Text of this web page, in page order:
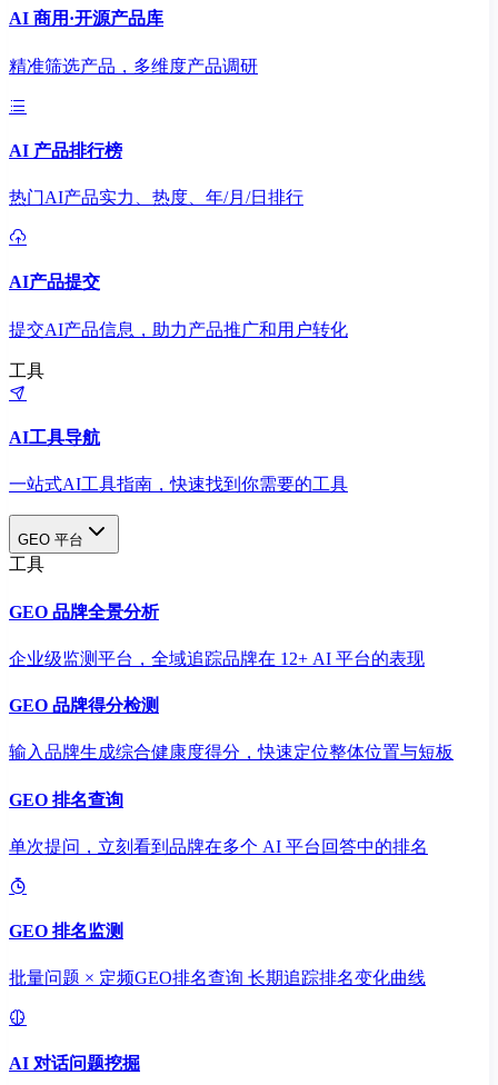
AI 商用·开源产品库
精准筛选产品，多维度产品调研
AI 产品排行榜
热门AI产品实力、热度、年/月/日排行
AI产品提交
提交AI产品信息，助力产品推广和用户转化
工具
AI工具导航
一站式AI工具指南，快速找到你需要的工具
GEO 平台
工具
GEO 品牌全景分析
企业级监测平台，全域追踪品牌在 12+ AI 平台的表现
GEO 品牌得分检测
输入品牌生成综合健康度得分，快速定位整体位置与短板
GEO 排名查询
单次提问，立刻看到品牌在多个 AI 平台回答中的排名
GEO 排名监测
批量问题 × 定频GEO排名查询 长期追踪排名变化曲线
AI 对话问题挖掘